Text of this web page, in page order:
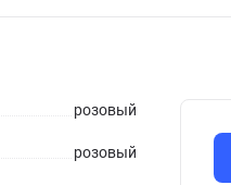
розовый
розовый